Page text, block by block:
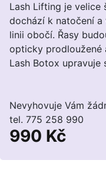
Lash Lifting je velice
dochází k natočení a
linii obočí. Řasy
opticky prodloužené
Lash Botox upravuje
Nevyhovuje Vám
tel. 775 258 990
990 Kč